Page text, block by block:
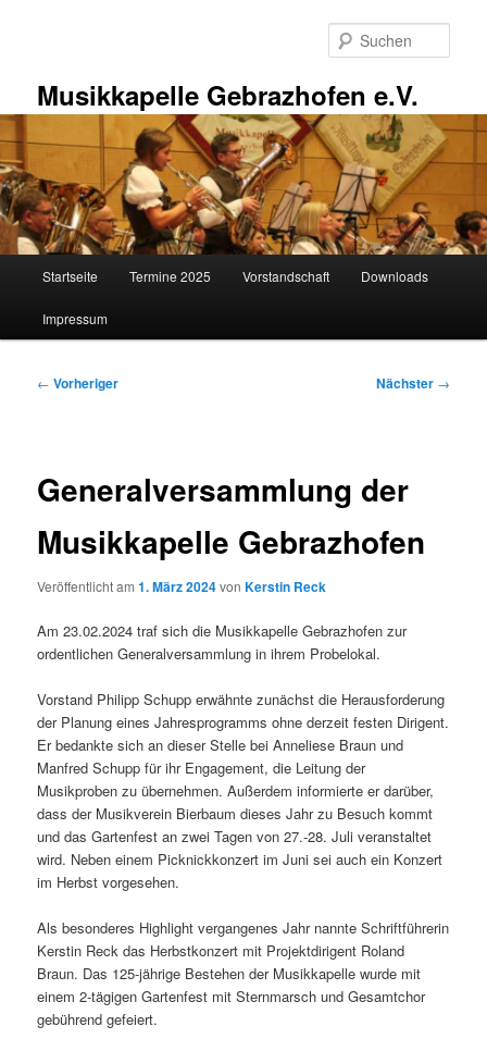
Musikkapelle Gebrazhofen e.V.
Startseite Termine 2025 Vorstandschaft Downloads
Impressum
Beitragsnavigation
← Vorheriger Nächster →
Generalversammlung der
Musikkapelle Gebrazhofen
Veröffentlicht am1. März 2024vonKerstin Reck
Am 23.02.2024 traf sich die Musikkapelle Gebrazhofen zur
ordentlichen Generalversammlung in ihrem Probelokal.
Vorstand Philipp Schupp erwähnte zunächst die Herausforderung
der Planung eines Jahresprogramms ohne derzeit festen Dirigent.
Er bedankte sich an dieser Stelle bei Anneliese Braun und
Manfred Schupp für ihr Engagement, die Leitung der
Musikproben zu übernehmen. Außerdem informierte er darüber,
dass der Musikverein Bierbaum dieses Jahr zu Besuch kommt
und das Gartenfest an zwei Tagen von 27.-28. Juli veranstaltet
wird. Neben einem Picknickkonzert im Juni sei auch ein Konzert
im Herbst vorgesehen.
Als besonderes Highlight vergangenes Jahr nannte Schriftführerin
Kerstin Reck das Herbstkonzert mit Projektdirigent Roland
Braun. Das 125-jährige Bestehen der Musikkapelle wurde mit
einem 2-tägigen Gartenfest mit Sternmarsch und Gesamtchor
gebührend gefeiert.